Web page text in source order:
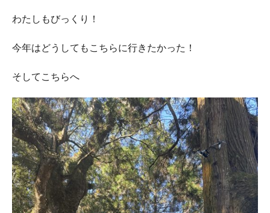
わたしもびっくり！
今年はどうしてもこちらに行きたかった！
そしてこちらへ